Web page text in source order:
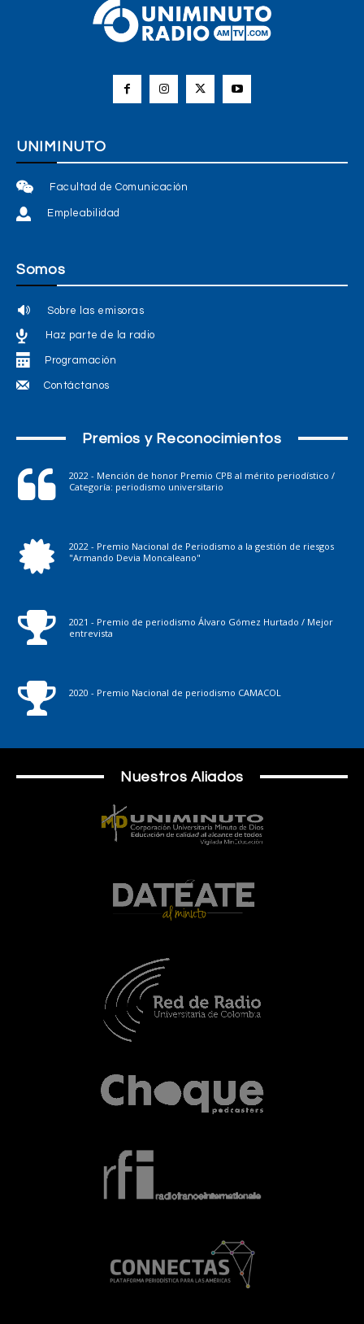
UNIMINUTO
Facultad de Comunicación
Empleabilidad
Somos
Sobre las emisoras
Haz parte de la radio
Programación
Contáctanos
Premios y Reconocimientos
2022 - Mención de honor Premio CPB al mérito periodístico /
Categoría: periodismo universitario
2022 - Premio Nacional de Periodismo a la gestión de riesgos
"Armando Devia Moncaleano"
2021 - Premio de periodismo Álvaro Gómez Hurtado / Mejor
entrevista
2020 - Premio Nacional de periodismo CAMACOL
Nuestros Aliados